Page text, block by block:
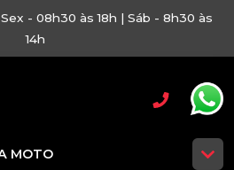
- 08h30 às 18h | Sáb - 8h30 às
14h
MOTO